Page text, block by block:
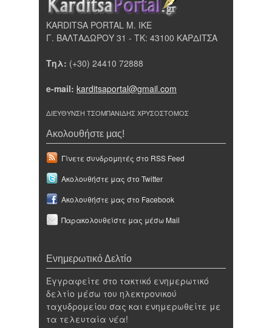
KARDITSA PORTAL Μ. ΙΚΕ
Γ. ΒΑΛΤΑΔΩΡΟΥ 31 - ΤΚ: 43100 ΚΑΡΔΙΤΣΑ
Τηλ: (+30) 24410 72888
e-mail: karditsaportal@gmail.com
ΔΙΕΥΘΥΝΣΗ ΤΣΟΜΠΑΝΙΔΗΣ ΧΡΥΣΟΣΤΟΜΟΣ
Ακολουθήστε μας!
Γίνετε συνδρομητές στο RSS Feed
Ακολουθήστε μας στο Twitter
Ακολουθήστε μας στο Facebook
Παρακολουθείστε μας μέσω Mail
Ενημερωτικό Δελτίο
Εγγραφείτε στο τακτικό ενημερωτικό
δελτίο μέσω του ηλεκτρονικού
ταχυδρομείου σας και ενημερωθείτε με
τα τελευταία νέα!